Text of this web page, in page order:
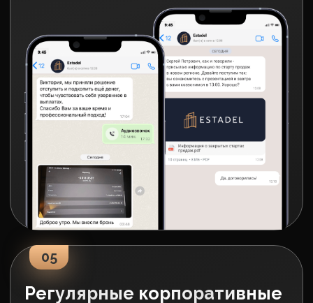
Агентство курортной
недвижимости Estadel
под управлением
сильных лидеров
Михаил Гребенюк
Один из учредителей Estadel
Основатель компании
Grebenuk Resulting
Построили более 816 отделов продаж
Обучили более 1402
предпринимателей
клиентам 132 млрд. ₽